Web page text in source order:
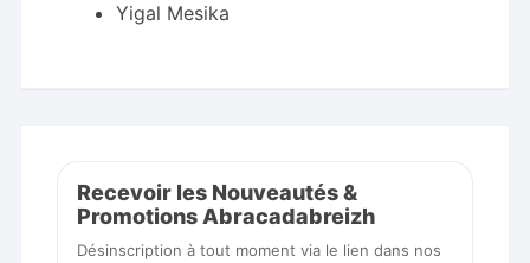
Yigal Mesika
Recevoir les Nouveautés &
Promotions Abracadabreizh
Désinscription à tout moment via le lien dans nos